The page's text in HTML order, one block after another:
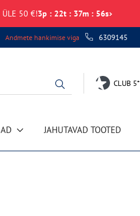
ÜLE 50 €!3p : 22t : 37m : 56s
Andmete hankimise viga 6309145
CLUB 5*
JAHUTAVAD TOOTED